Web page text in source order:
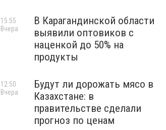
В Карагандинской области
выявили оптовиков с
наценкой до 50% на
продукты
15:55
Вчера
Будут ли дорожать мясо в
Казахстане: в
правительстве сделали
прогноз по ценам
12:50
Вчера